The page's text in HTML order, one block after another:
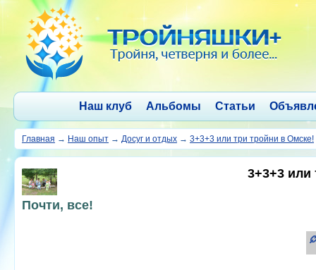
Наш клуб Альбомы Статьи
Главная → Наш опыт → Досуг и отдых → 3+3+3 или три тройни в Омске!
3+3+3 или
Почти, все!